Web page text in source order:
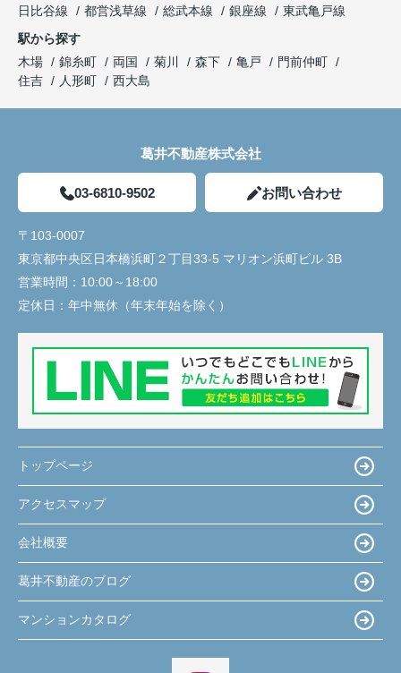
日比谷線
都営浅草線 総武本線 銀座線
東武亀戸線
駅から探す
木場
錦糸町 両国 菊川 森下 亀戸
門前仲町
住吉
人形町 西大島
葛井不動産株式会社
03-6810-9502 お問い合わせ
〒103-0007
東京都中央区日本橋浜町２丁目33-5 マリオン浜町ビル 3B
営業時間： 10:00～18:00
定休日： 年中無休（年末年始を除く）
トップページ
アクセスマップ
会社概要
葛井不動産のブログ
マンションカタログ